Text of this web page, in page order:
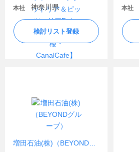
本社 神奈川県
検討リスト登録
本社